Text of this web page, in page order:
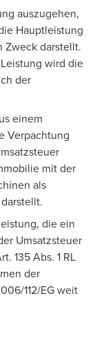
auszugehen,
Hauptleistung
Zweck darstellt.
wird die
der
einem
Verpachtung
mit der
als
die ein
Umsatzsteuer
135 Abs. 1 RL
der
112/EG weit